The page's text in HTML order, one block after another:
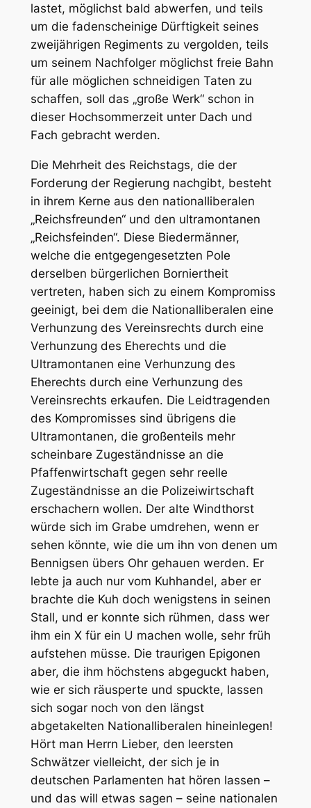
lastet, möglichst bald abwerfen, und teils
um die fadenscheinige Dürftigkeit seines
zweijährigen Regiments zu vergolden, teils
um seinem Nachfolger möglichst freie Bahn
für alle möglichen schneidigen Taten zu
schaffen, soll das „große Werk“ schon in
dieser Hochsommerzeit unter Dach und
Fach gebracht werden.
Die Mehrheit des Reichstags, die der
Forderung der Regierung nachgibt, besteht
in ihrem Kerne aus den nationalliberalen
„Reichsfreunden“ und den ultramontanen
„Reichsfeinden“. Diese Biedermänner,
welche die entgegengesetzten Pole
derselben bürgerlichen Borniertheit
vertreten, haben sich zu einem Kompromiss
geeinigt, bei dem die Nationalliberalen eine
Verhunzung des Vereinsrechts durch eine
Verhunzung des Eherechts und die
Ultramontanen eine Verhunzung des
Eherechts durch eine Verhunzung des
Vereinsrechts erkaufen. Die Leidtragenden
des Kompromisses sind übrigens die
Ultramontanen, die großenteils mehr
scheinbare Zugeständnisse an die
Pfaffenwirtschaft gegen sehr reelle
Zugeständnisse an die Polizeiwirtschaft
erschachern wollen. Der alte Windthorst
würde sich im Grabe umdrehen, wenn er
sehen könnte, wie die um ihn von denen um
Bennigsen übers Ohr gehauen werden. Er
lebte ja auch nur vom Kuhhandel, aber er
brachte die Kuh doch wenigstens in seinen
Stall, und er konnte sich rühmen, dass wer
ihm ein X für ein U machen wolle, sehr früh
aufstehen müsse. Die traurigen Epigonen
aber, die ihm höchstens abgeguckt haben,
wie er sich räusperte und spuckte, lassen
sich sogar noch von den längst
abgetakelten Nationalliberalen hineinlegen!
Hört man Herrn Lieber, den leersten
Schwätzer vielleicht, der sich je in
deutschen Parlamenten hat hören lassen –
und das will etwas sagen – seine nationalen